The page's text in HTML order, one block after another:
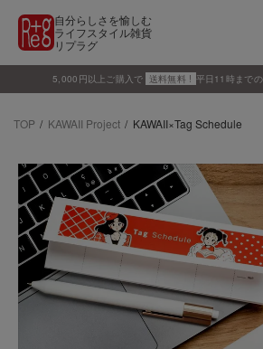
自分らしさを愉しむ
ライフスタイル雑貨
リプラグ
5,000円以上ご購入で 送料無料 ! 平日11時まで
TOP KAWAII Project KAWAII×Tag Schedule